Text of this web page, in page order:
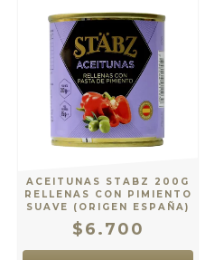
ACEITUNAS STABZ 200G
RELLENAS CON PIMIENTO
SUAVE (ORIGEN ESPAÑA)
$6.700